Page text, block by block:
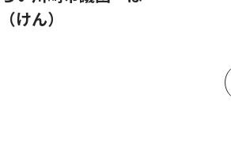
けん）